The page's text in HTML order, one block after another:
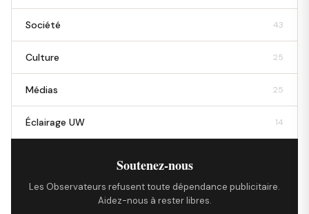
Société 43
Culture 25
Médias 25
Éclairage UW 14
Soutenez-nous
Les Observateurs refusent toute dépendance publicitaire.
Aidez-nous à rester libres.